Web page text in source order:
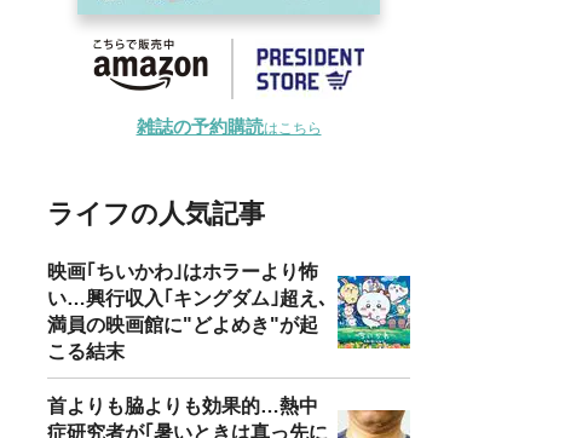
雑誌の予約購読はこちら
ライフの人気記事
映画｢ちいかわ｣はホラーより怖
い…興行収入｢キングダム｣超え､
満員の映画館に"どよめき"が起
こる結末
首よりも脇よりも効果的…熱中
症研究者が｢暑いときは真っ先に